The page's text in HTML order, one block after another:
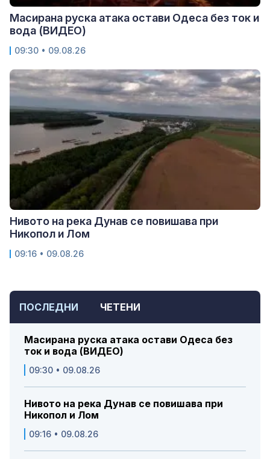
ПОСЛЕДНИ ЧЕТЕНИ
Масирана руска атака остави Одеса без
ток и вода (ВИДЕО)
09:30 • 09.08.26
Нивото на река Дунав се повишава при
Никопол и Лом
09:16 • 09.08.26
Масирана руска атака остави Одеса без ток и
вода (ВИДЕО)
09:30 • 09.08.26
Нивото на река Дунав се повишава при
Никопол и Лом
09:16 • 09.08.26